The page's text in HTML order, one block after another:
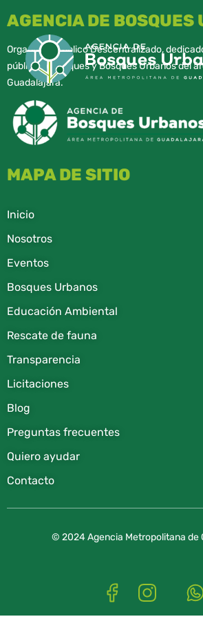
AGENCIA DE BOSQUES
Organismo Público Descentralizado,
pública de parques y Bosques Urbanos del
Guadalajara.
MAPA DE SITIO
Inicio
Nosotros
Eventos
Bosques Urbanos
Educación Ambiental
Rescate de fauna​
Transparencia
Licitaciones
Blog
Preguntas frecuentes
Quiero ayudar
Contacto
© 2024 Agencia Metropolitana de